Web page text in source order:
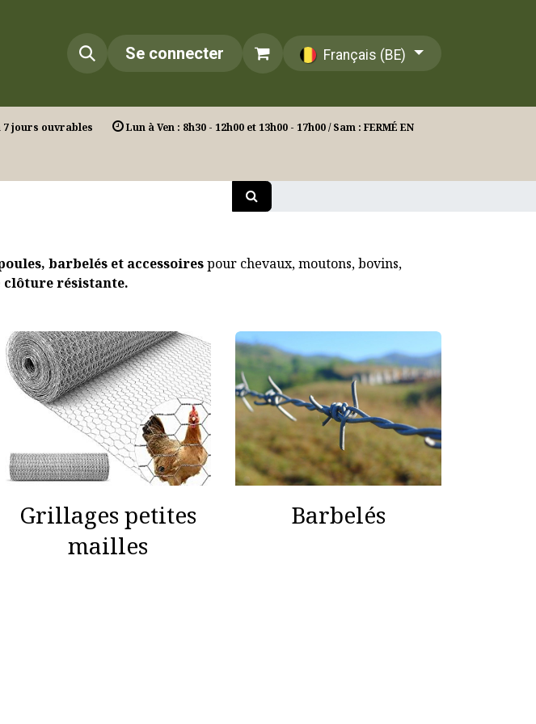
Se connecter Français (BE)
7 jours ouvrables
Lun à Ven : 8h30 - 12h00 et 13h00 - 17h00 / Sam : FERMÉ EN
barbelés et accessoirespour chevaux, moutons, bovins,
clôture résistante.
Grillages petites
mailles
Barbelés